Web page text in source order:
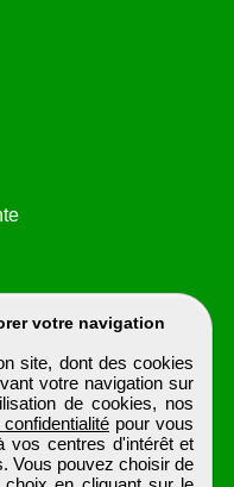
votre navigation
site, dont des cookies
votre navigation sur
de cookies, nos
pour vous
vos centres d'intérêt et
Vous pouvez choisir de